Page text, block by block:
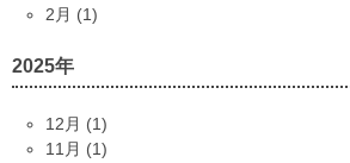
2月 (1)
2025年
12月 (1)
11月 (1)